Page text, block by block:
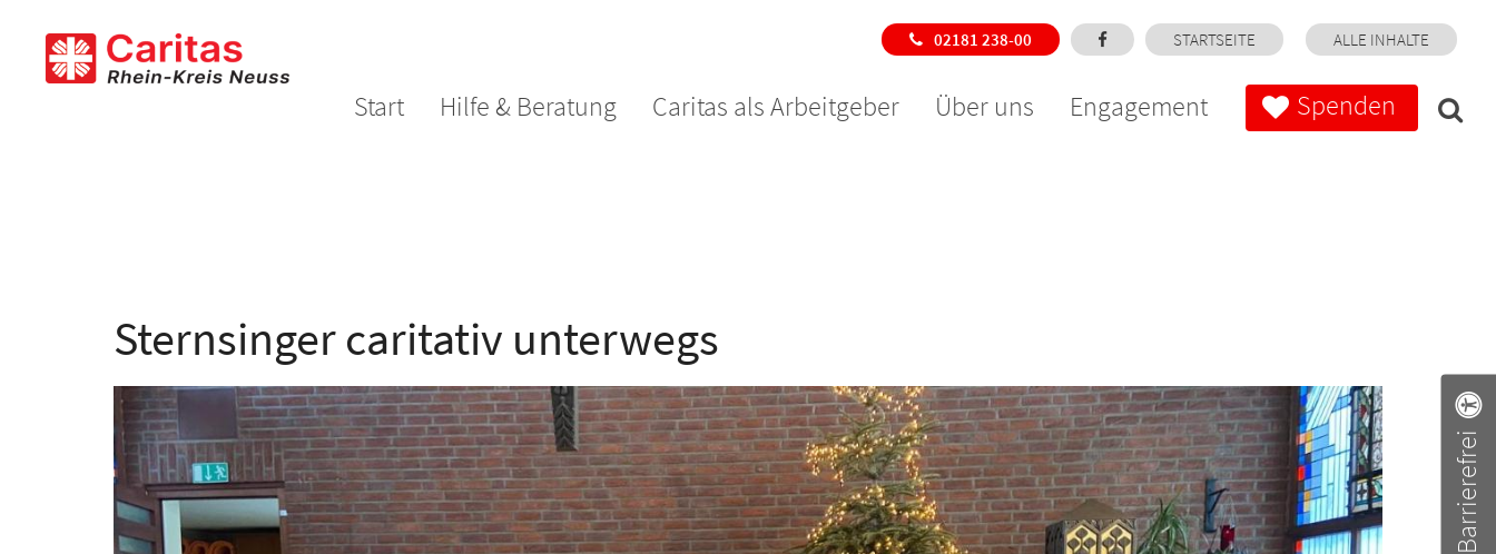
02181 238-00 STARTSEITE ALLE INHALTE
Start Hilfe & Beratung Caritas als Arbeitgeber Über uns Engagement Spenden
Barrierefrei
Sternsinger caritativ unterwegs